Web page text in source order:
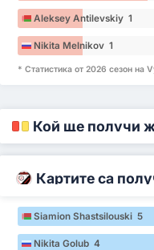
Aleksey Antilevskiy 1
Nikita Melnikov 1
* Статистика от 2026 сезон на
Кой ще получи
Картите са
Siamion Shastsilouski 5
Nikita Golub 4